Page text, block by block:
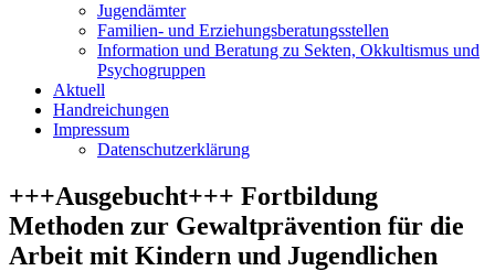
Jugendämter
Familien- und Erziehungsberatungsstellen
Information und Beratung zu Sekten, Okkultismus und
Psychogruppen
Aktuell
Handreichungen
Impressum
Datenschutzerklärung
+++Ausgebucht+++ Fortbildung
Methoden zur Gewaltprävention für die
Arbeit mit Kindern und Jugendlichen